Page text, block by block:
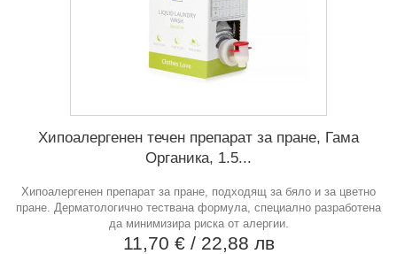
Хипоалергенен течен препарат за пране, Гама
Органика, 1.5...
Хипоалергенен препарат за пране, подходящ за бяло и за цветно
пране. Дерматологично тествана формула, специално разработена
да минимизира риска от алергии.
11,70 € / 22,88 лв